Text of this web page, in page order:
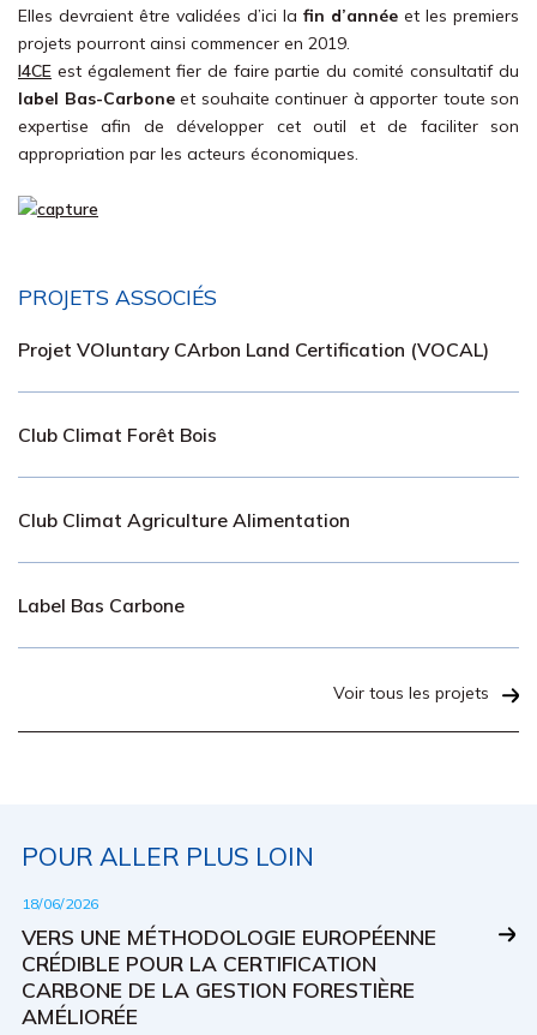
Elles devraient être validées d’ici la fin d’année et les premiers
projets pourront ainsi commencer en 2019.
I4CE est également fier de faire partie du comité consultatif du
label Bas-Carboneet souhaite continuer à apporter toute son
expertise afin de développer cet outil et de faciliter son
appropriation par les acteurs économiques.
PROJETS ASSOCIÉS
Projet VOluntary CArbon Land Certification (VOCAL)
Club Climat Forêt Bois
Club Climat Agriculture Alimentation
Label Bas Carbone
Voir tous les projets
POUR ALLER PLUS LOIN
18/06/2026
VERS UNE MÉTHODOLOGIE EUROPÉENNE
CRÉDIBLE POUR LA CERTIFICATION
CARBONE DE LA GESTION FORESTIÈRE
AMÉLIORÉE